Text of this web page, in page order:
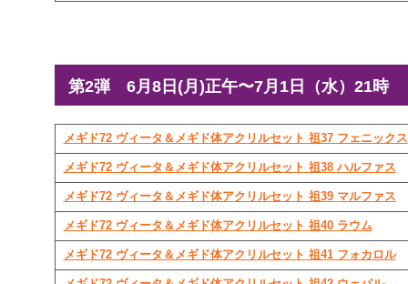
第2弾 6月8日(月)正午〜7月1日（水）21時
メギド72 ヴィータ＆メギド体アクリルセット 祖37 フェニックス
メギド72 ヴィータ＆メギド体アクリルセット 祖38 ハルファス
メギド72 ヴィータ＆メギド体アクリルセット 祖39 マルファス
メギド72 ヴィータ＆メギド体アクリルセット 祖40 ラウム
メギド72 ヴィータ＆メギド体アクリルセット 祖41 フォカロル